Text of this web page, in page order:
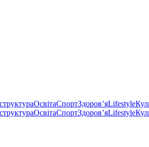
ОсвітаСпортЗдоровʼяLifestyle
ОсвітаСпортЗдоровʼяLifestyle